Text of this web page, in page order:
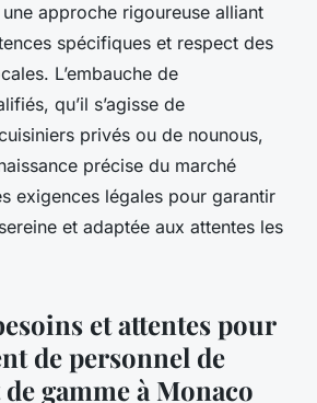
approche rigoureuse alliant
spécifiques et respect des
L’embauche de
qu’il s’agisse de
privés ou de nounous,
précise du marché
exigences légales pour garantir
et adaptée aux attentes les
et attentes pour
de personnel de
gamme à Monaco